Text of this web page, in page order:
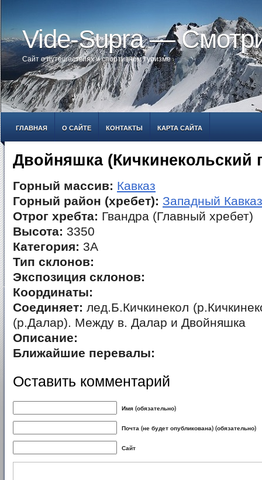
Vide-Supra —
Сайт о путешествиях и спортивном туризме
ГЛАВНАЯ О САЙТЕ КОНТАКТЫ КАРТА САЙТА
Двойняшка (Кичкинекольский
Горный массив: Кавказ
Горный район (хребет): Западный Кавказ
Отрог хребта: Гвандра (Главный хребет)
Высота: 3350
Категория: 3А
Тип склонов:
Экспозиция склонов:
Координаты:
Соединяет: лед.Б.Кичкинекол
(р.Далар). Между в. Далар и Двойняшка
Описание:
Ближайшие перевалы:
Оставить комментарий
Имя (обязательно)
Почта (не будет опубликована) (обязательно)
Сайт